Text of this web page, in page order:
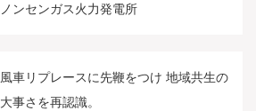
ノンセンガス火力発電所
風車リプレースに先鞭をつけ 地域共生の
大事さを再認識。